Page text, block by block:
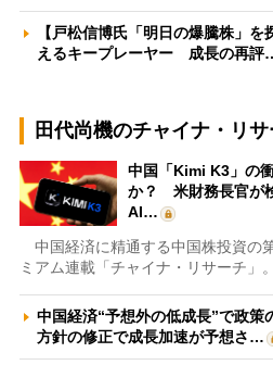
【戸松信博氏「明日の爆騰株」
えるキープレーヤー 成長の再評
田代尚機のチャイナ・リ
中国「Kimi K3」の
か？ 米財務長官が
AI…
中国経済に精通する中国株投資の
ミアム連載「チャイナ・リサーチ」
中国経済“予想外の低成長”で政
方針の修正で成長加速が予想さ…